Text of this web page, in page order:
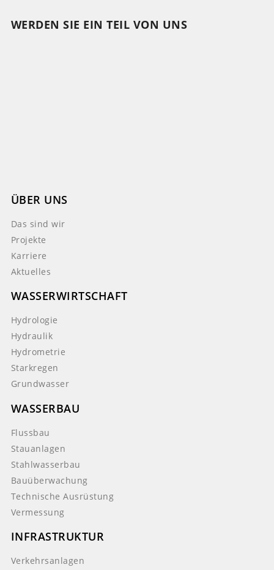
WERDEN SIE EIN TEIL VON UNS
ÜBER UNS
Das sind wir
Projekte
Karriere
Aktuelles
WASSERWIRTSCHAFT
Hydrologie
Hydraulik
Hydrometrie
Starkregen
Grundwasser
WASSERBAU
Flussbau
Stauanlagen
Stahlwasserbau
Bauüberwachung
Technische Ausrüstung
Vermessung
INFRASTRUKTUR
Verkehrsanlagen